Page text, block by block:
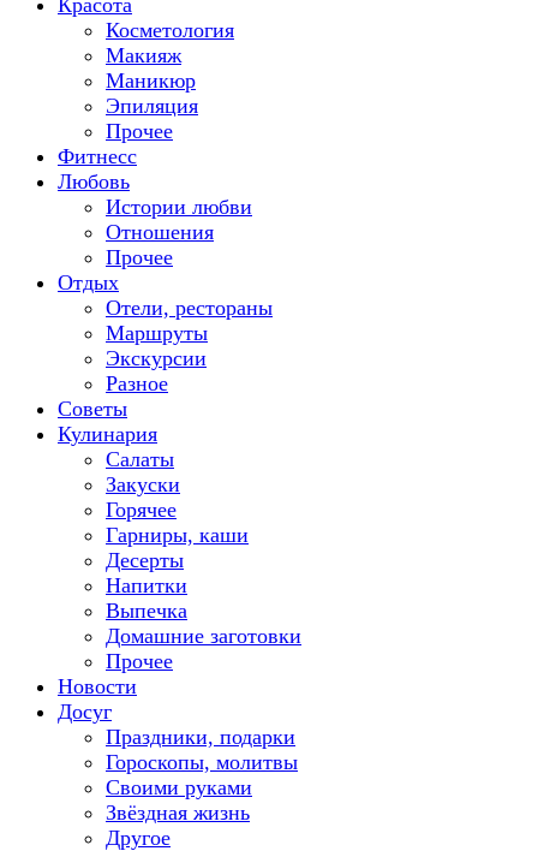
Красота
Косметология
Макияж
Маникюр
Эпиляция
Прочее
Фитнесс
Любовь
Истории любви
Отношения
Прочее
Отдых
Отели, рестораны
Маршруты
Экскурсии
Разное
Советы
Кулинария
Салаты
Закуски
Горячее
Гарниры, каши
Десерты
Напитки
Выпечка
Домашние заготовки
Прочее
Новости
Досуг
Праздники, подарки
Гороскопы, молитвы
Своими руками
Звёздная жизнь
Другое